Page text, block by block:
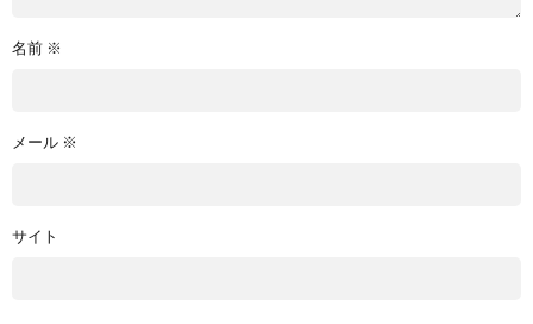
名前 ※
メール ※
サイト